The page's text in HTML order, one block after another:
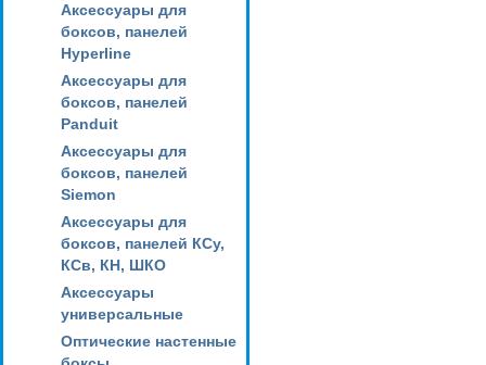
Аксессуары для
боксов, панелей
Hyperline
Аксессуары для
боксов, панелей
Panduit
Аксессуары для
боксов, панелей
Siemon
Аксессуары для
боксов, панелей КСу,
КСв, КН, ШКО
Аксессуары
универсальные
Оптические настенные